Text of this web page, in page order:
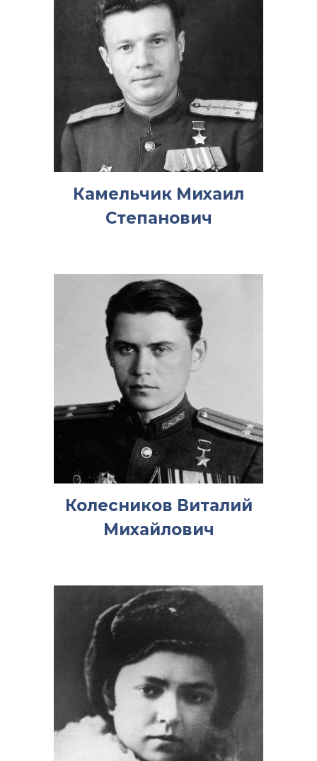
Камельчик Михаил
Степанович
Колесников Виталий
Михайлович